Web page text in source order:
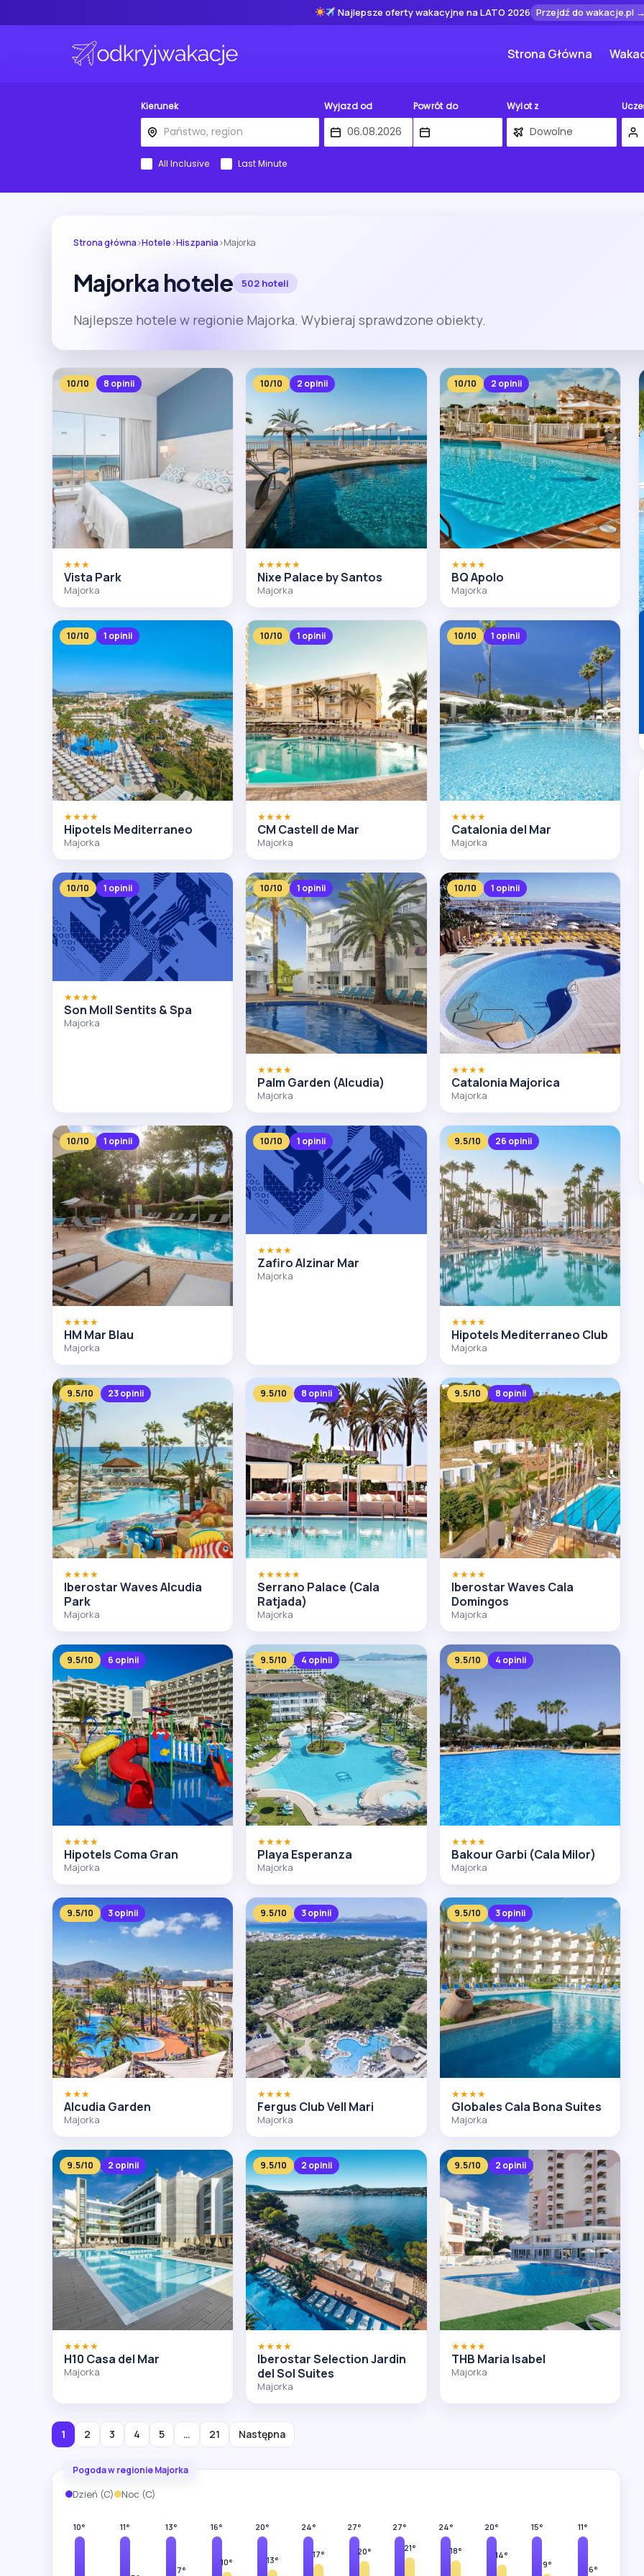
Najlepsze oferty wakacyjne na LATO 2026 Przejdź do wakacje.pl
Strona Główna
Kierunek Wyjazd od Powrót do Wylot z
All Inclusive Last Minute
Strona główna›Hotele›Hiszpania›Majorka
Majorka hotele 502 hoteli
Najlepsze hotele w regionie Majorka. Wybieraj sprawdzone obiekty.
10/10 8 opinii
★★★
Vista Park
Majorka
10/10 2 opinii
★★★★★
Nixe Palace by Santos
Majorka
10/10 2 opinii
★★★★
BQ Apolo
Majorka
10/10 1 opinii
★★★★
Hipotels Mediterraneo
Majorka
10/10 1 opinii
★★★★
CM Castell de Mar
Majorka
10/10 1 opinii
★★★★
Catalonia del Mar
Majorka
10/10 1 opinii
★★★★
Son Moll Sentits & Spa
Majorka
10/10 1 opinii
★★★★
Palm Garden (Alcudia)
Majorka
10/10 1 opinii
★★★★
Catalonia Majorica
Majorka
10/10 1 opinii
★★★★
HM Mar Blau
Majorka
10/10 1 opinii
★★★★
Zafiro Alzinar Mar
Majorka
9.5/10 26 opinii
★★★★
Hipotels Mediterraneo Club
Majorka
9.5/10 23 opinii
★★★★
Iberostar Waves Alcudia
Park
Majorka
9.5/10 8 opinii
★★★★★
Serrano Palace (Cala
Ratjada)
Majorka
9.5/10 8 opinii
★★★★
Iberostar Waves Cala
Domingos
Majorka
9.5/10 6 opinii
★★★★
Hipotels Coma Gran
Majorka
9.5/10 4 opinii
★★★★
Playa Esperanza
Majorka
9.5/10 4 opinii
★★★★
Bakour Garbi (Cala Milor)
Majorka
9.5/10 3 opinii
★★★
Alcudia Garden
Majorka
9.5/10 3 opinii
★★★★
Fergus Club Vell Mari
Majorka
9.5/10 3 opinii
★★★★
Globales Cala Bona Suites
Majorka
9.5/10 2 opinii
★★★★
H10 Casa del Mar
Majorka
9.5/10 2 opinii
★★★★
Iberostar Selection Jardin
del Sol Suites
Majorka
9.5/10 2 opinii
★★★★
THB Maria Isabel
Majorka
1 2 3 4 5 … 21 Następna
Pogoda w regionie Majorka
Dzień (C) Noc (C)
10° 11° 13°
7°
16°
10°
20°
13°
24°
17°
27°
20°
27°
21°
24°
18°
20°
14°
15°
9°
11°
6°